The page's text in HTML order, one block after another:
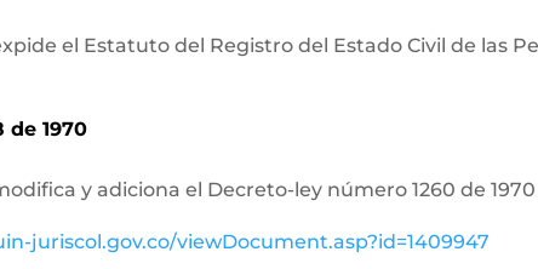
el Estatuto del Registro del Estado Civil de las
de 1970
y adiciona el Decreto-ley número 1260 de
juriscol.gov.co/viewDocument.asp?id=1409947